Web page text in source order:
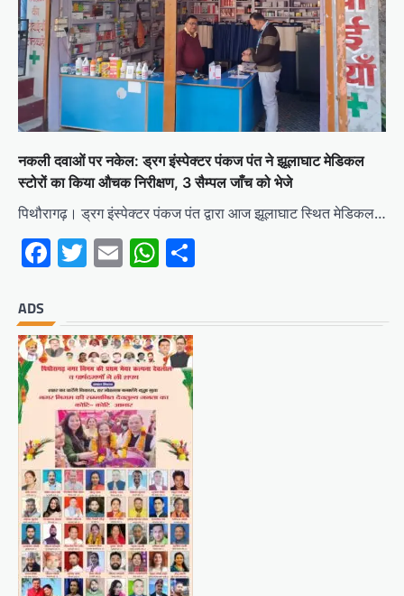
नकली दवाओं पर नकेल: ड्रग इंस्पेक्टर पंकज पंत ने झूलाघाट मेडिकल
स्टोरों का किया औचक निरीक्षण, 3 सैम्पल जाँच को भेजे
पिथौरागढ़। ड्रग इंस्पेक्टर पंकज पंत द्वारा आज झूलाघाट स्थित मेडिकल…
Facebook
Twitter
EmailWhatsApp
ADS